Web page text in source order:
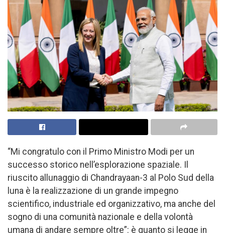
“Mi congratulo con il Primo Ministro Modi per un
successo storico nell’esplorazione spaziale. Il
riuscito allunaggio di Chandrayaan-3 al Polo Sud della
luna è la realizzazione di un grande impegno
scientifico, industriale ed organizzativo, ma anche del
sogno di una comunità nazionale e della volontà
umana di andare sempre oltre”: è quanto si legge in